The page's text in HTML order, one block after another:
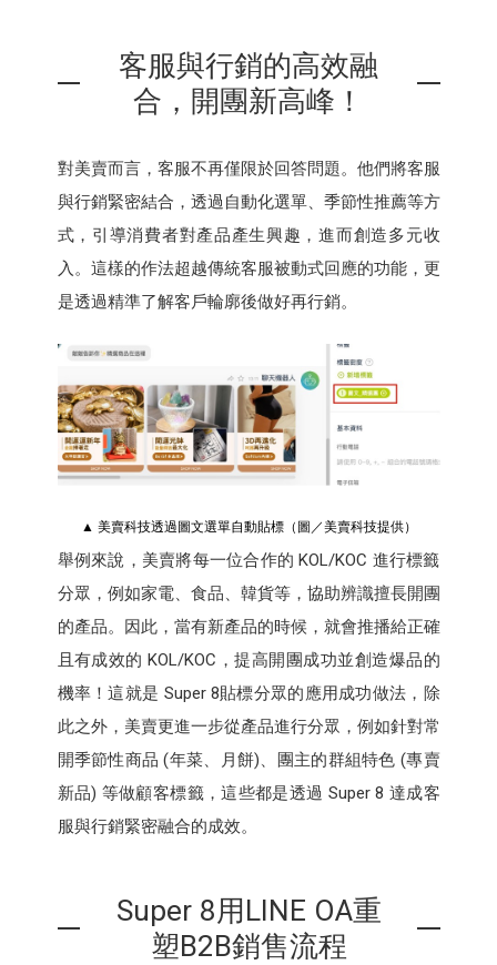
客服與行銷的高效融
合，開團新高峰！
對美賣而言，客服不再僅限於回答問題。他們將客服
與行銷緊密結合，透過自動化選單、季節性推薦等方
式，引導消費者對產品產生興趣，進而創造多元收
入。這樣的作法超越傳統客服被動式回應的功能，更
是透過精準了解客戶輪廓後做好再行銷。
▲ 美賣科技透過圖文選單自動貼標（圖／美賣科技提供）
舉例來說，美賣將每一位合作的 KOL/KOC 進行標籤
分眾，例如家電、食品、韓貨等，協助辨識擅長開團
的產品。因此，當有新產品的時候，就會推播給正確
且有成效的 KOL/KOC，提高開團成功並創造爆品的
機率！這就是 Super 8貼標分眾的應用成功做法，除
此之外，美賣更進一步從產品進行分眾，例如針對常
開季節性商品 (年菜、月餅)、團主的群組特色 (專賣
新品) 等做顧客標籤，這些都是透過 Super 8 達成客
服與行銷緊密融合的成效。
Super 8用LINE OA重
塑B2B銷售流程